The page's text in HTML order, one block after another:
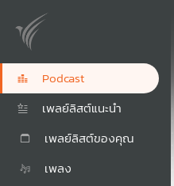
Podcast
เพลย์ลิสต์แนะนำ
เพลย์ลิสต์ของคุณ
เพลง